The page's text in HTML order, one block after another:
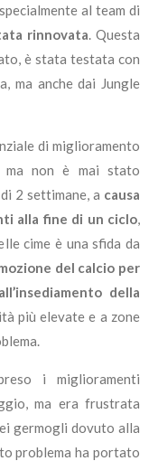
al team di
rinnovata. Questa
è stata testata con
ma anche dai Jungle
di miglioramento
ma non è mai stato
2 settimane, a causa
alla fine di un ciclo,
cime è una sfida da
del calcio per
della
più elevate e a zone
i miglioramenti
ma era frustrata
germogli dovuto alla
problema ha portato